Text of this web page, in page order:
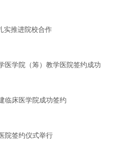
实推进院校合作
医学院（筹）教学医院签约成功
临床医学院成功签约
院签约仪式举行